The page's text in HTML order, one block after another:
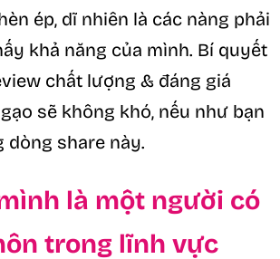
ép, dĩ nhiên là các nàng phải
khả năng của mình. Bí quyết
chất lượng & đáng giá
sẽ không khó, nếu như bạn
dòng share này.
là một người có
trong lĩnh vực